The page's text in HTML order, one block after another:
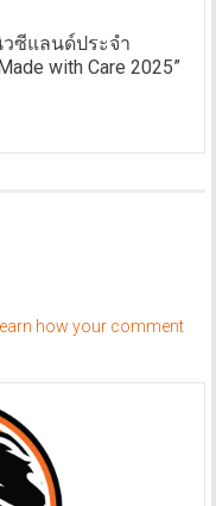
ซีแลนด์ประจำ
with Care 2025”
Learn how your comment